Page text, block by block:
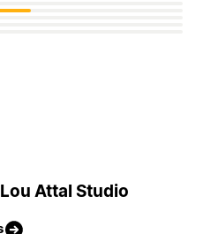
Attal Studio